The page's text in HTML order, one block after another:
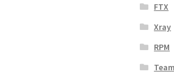
FTX
Xray
RPM